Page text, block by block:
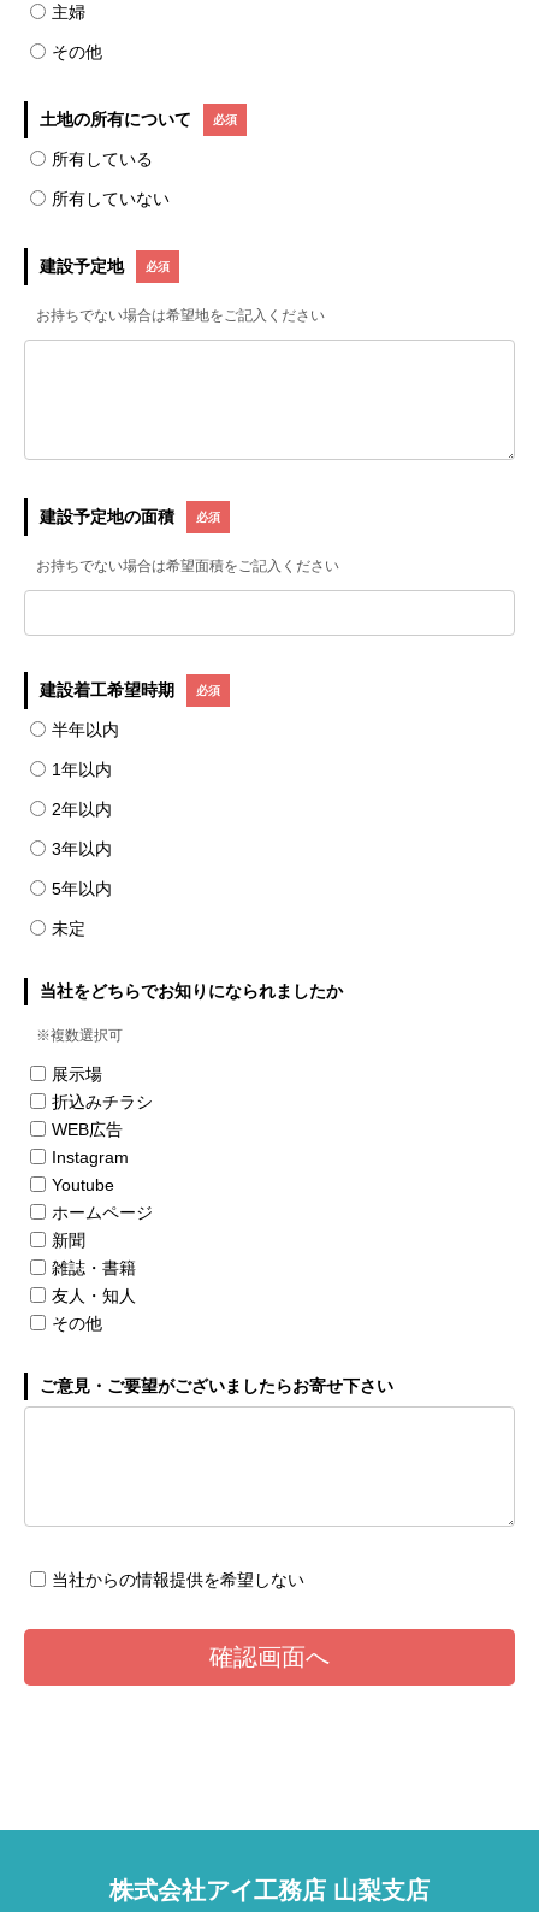
主婦
その他
土地の所有について
所有している
所有していない
建設予定地
お持ちでない場合は希望地をご記入ください
建設予定地の面積
お持ちでない場合は希望面積をご記入ください
建設着工希望時期
半年以内
1年以内
2年以内
3年以内
5年以内
未定
当社をどちらでお知りになられましたか
※複数選択可
展示場
折込みチラシ
WEB広告
Instagram
Youtube
ホームページ
新聞
雑誌・書籍
友人・知人
その他
ご意見・ご要望がございましたらお寄せ下さい
当社からの情報提供を希望しない
株式会社アイ工務店 山梨支店